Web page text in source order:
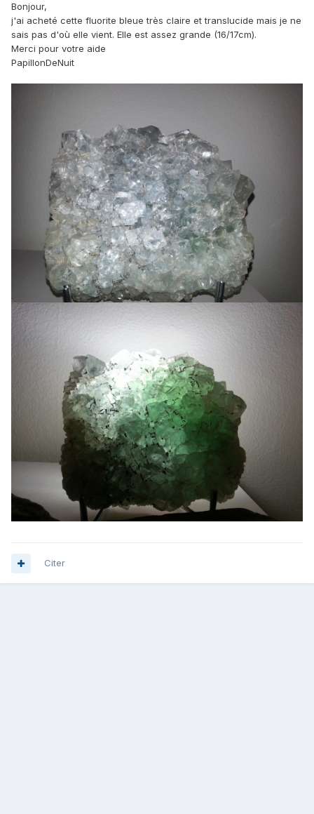
Bonjour,
j'ai acheté cette fluorite bleue très claire et translucide mais je ne
sais pas d'où elle vient. Elle est assez grande (16/17cm).
Merci pour votre aide
PapillonDeNuit
Citer